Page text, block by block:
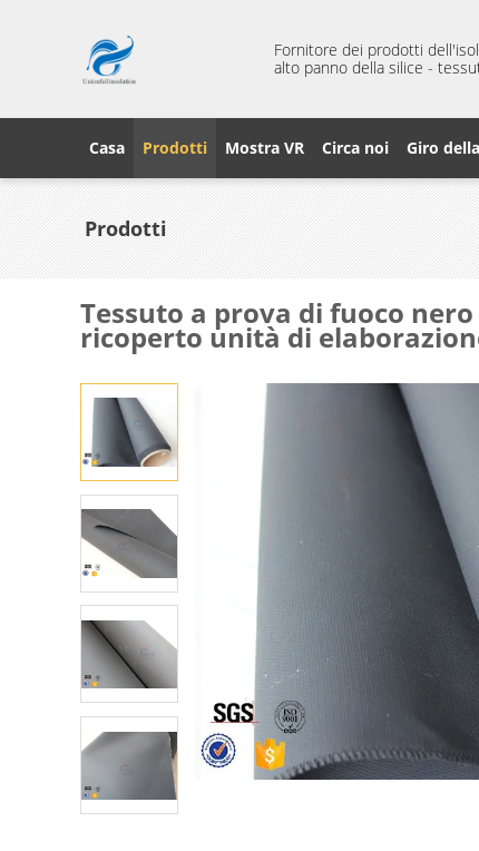
Fornitore dei prodotti
alto panno della silice -
Casa Prodotti Mostra VR Circa noi Giro
Prodotti
Tessuto a prova di fuoco
ricoperto unità di